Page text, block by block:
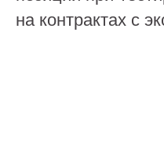
на контрактах с